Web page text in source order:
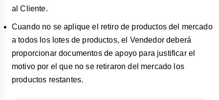
al Cliente.
Cuando no se aplique el retiro de productos del mercado
a todos los lotes de productos, el Vendedor deberá
proporcionar documentos de apoyo para justificar el
motivo por el que no se retiraron del mercado los
productos restantes.